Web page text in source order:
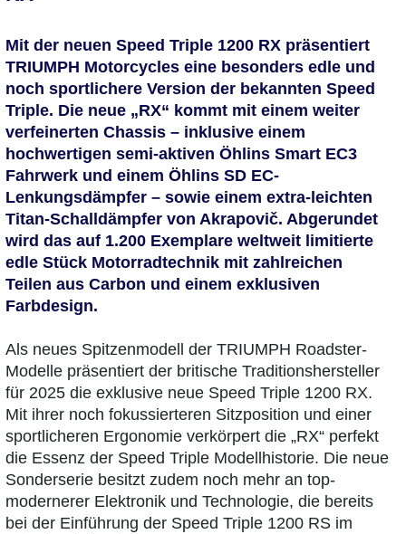
Mit der neuen Speed Triple 1200 RX präsentiert
TRIUMPH Motorcycles eine besonders edle und
noch sportlichere Version der bekannten Speed
Triple. Die neue „RX“ kommt mit einem weiter
verfeinerten Chassis – inklusive einem
hochwertigen semi-aktiven Öhlins Smart EC3
Fahrwerk und einem Öhlins SD EC-
Lenkungsdämpfer – sowie einem extra-leichten
Titan-Schalldämpfer von Akrapovič. Abgerundet
wird das auf 1.200 Exemplare weltweit limitierte
edle Stück Motorradtechnik mit zahlreichen
Teilen aus Carbon und einem exklusiven
Farbdesign.
Als neues Spitzenmodell der TRIUMPH Roadster-
Modelle präsentiert der britische Traditionshersteller
für 2025 die exklusive neue Speed Triple 1200 RX.
Mit ihrer noch fokussierteren Sitzposition und einer
sportlicheren Ergonomie verkörpert die „RX“ perfekt
die Essenz der Speed Triple Modellhistorie. Die neue
Sonderserie besitzt zudem noch mehr an top-
modernerer Elektronik und Technologie, die bereits
bei der Einführung der Speed Triple 1200 RS im